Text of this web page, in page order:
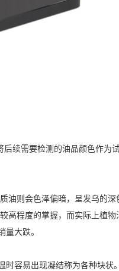
续需要检测的油品颜色作为
油则会色泽偏暗，呈发乌的
高程度的掌握，而实际上植
大跌。
时容易出现凝结称为各种块状